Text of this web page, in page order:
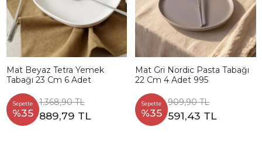
Mat Beyaz Tetra Yemek
Tabağı 23 Cm 6 Adet
Sepette
%35
1.368,90 TL
889,79 TL
Mat Gri Nordic Pasta Tabağı
22 Cm 4 Adet 995
Sepette
%35
909,90 TL
591,43 TL